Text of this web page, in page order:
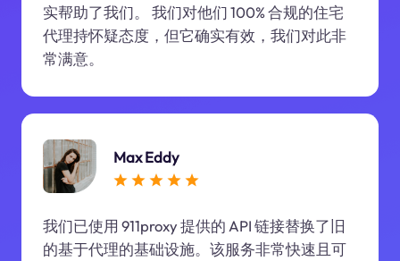
实帮助了我们。 我们对他们 100% 合规的住宅
代理持怀疑态度，但它确实有效，我们对此非
常满意。
Max Eddy
我们已使用 911proxy 提供的 API 链接替换了旧
的基于代理的基础设施。该服务非常快速且可